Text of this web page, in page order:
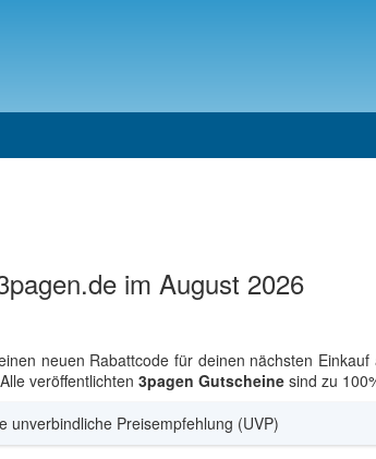
im August 2026
neuen Rabattcode für deinen nächsten
veröffentlichten 3pagen Gutscheine sind zu
unverbindliche Preisempfehlung (UVP)